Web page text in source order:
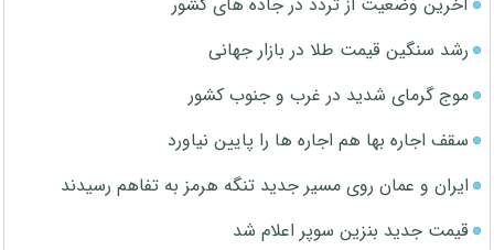
رشد سنگین قیمت طلا در بازار جهانی
موج گرمای شدید در غرب و جنوب کشور
سقف اجاره بها هم اجاره ها را پایین نیاورد
ایران و عمان روی مسیر جدید تنگه هرمز به تفاهم رسیدند
قیمت جدید بنزین سوپر اعلام شد